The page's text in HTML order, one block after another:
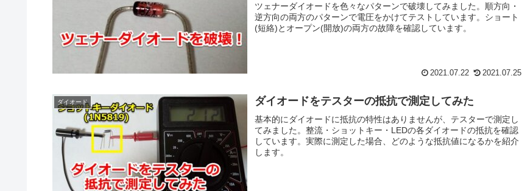
ツェナーダイオードを色々なパターンで破壊してみました。順方向・
逆方向の両方のパターンで電圧をかけてテストしています。ショート
(短絡)とオープン(開放)の両方の故障を確認しています。
2021.07.22 2021.07.25
ダイオード ダイオードをテスターの抵抗で測定してみた
基本的にダイオードに抵抗の特性はありませんが、テスターで測定し
てみました。整流・ショットキー・LEDの各ダイオードの抵抗を確認
しています。実際に測定した場合、どのような抵抗値になるかを紹介
します。